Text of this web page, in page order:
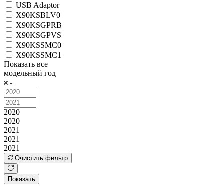
USB Adaptor
X90KSBLV0
X90KSGPRB
X90KSGPVS
X90KSSMC0
X90KSSMC1
Показать все
модельный год
2020
2020
2021
2021
2021
Очистить фильтр
Показать